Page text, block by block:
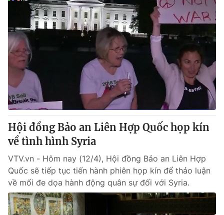
Hội đồng Bảo an Liên Hợp Quốc họp kín
về tình hình Syria
VTV.vn - Hôm nay (12/4), Hội đồng Bảo an Liên Hợp
Quốc sẽ tiếp tục tiến hành phiên họp kín để thảo luận
về mối đe dọa hành động quân sự đối với Syria.